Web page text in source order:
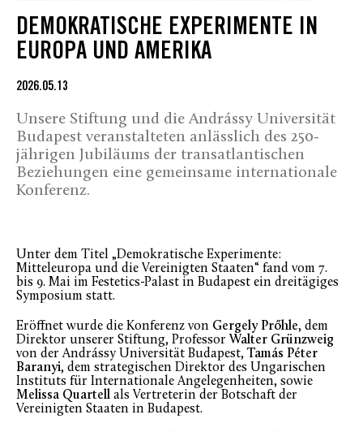
DEMOKRATISCHE EXPERIMENTE IN
EUROPA UND AMERIKA
2026.05.13
Unsere Stiftung und die Andrássy Universität
Budapest veranstalteten anlässlich des 250-
jährigen Jubiläums der transatlantischen
Beziehungen eine gemeinsame internationale
Konferenz.
Unter dem Titel „Demokratische Experimente:
Mitteleuropa und die Vereinigten Staaten“ fand vom 7.
bis 9. Mai im Festetics-Palast in Budapest ein dreitägiges
Symposium statt.
Eröffnet wurde die Konferenz von Gergely Prőhle, dem
Direktor unserer Stiftung, Professor Walter Grünzweig
von der Andrássy Universität Budapest,Tamás Péter
Baranyi, dem strategischen Direktor des Ungarischen
Instituts für Internationale Angelegenheiten, sowie
Melissa Quartell als Vertreterin der Botschaft der
Vereinigten Staaten in Budapest.